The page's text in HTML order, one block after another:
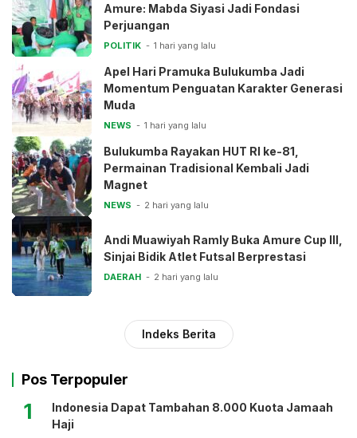
Amure: Mabda Siyasi Jadi Fondasi
Perjuangan
POLITIK 1 hari yang lalu
Apel Hari Pramuka Bulukumba Jadi
Momentum Penguatan Karakter Generasi
Muda
NEWS 1 hari yang lalu
Bulukumba Rayakan HUT RI ke-81,
Permainan Tradisional Kembali Jadi
Magnet
NEWS 2 hari yang lalu
Andi Muawiyah Ramly Buka Amure Cup III,
Sinjai Bidik Atlet Futsal Berprestasi
DAERAH 2 hari yang lalu
Indeks Berita
Pos Terpopuler
1
Indonesia Dapat Tambahan 8.000 Kuota Jamaah
Haji